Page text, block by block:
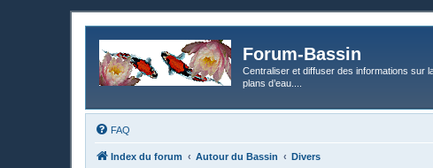
Forum-Bassin
Centraliser et diffuser des informations sur
plans d’eau....
FAQ
Index du forum Autour du Bassin Divers